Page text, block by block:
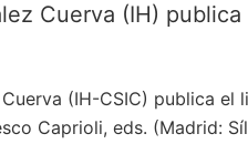
Cuerva (IH)
(IH-CSIC) publica
Caprioli, eds. (Madrid: